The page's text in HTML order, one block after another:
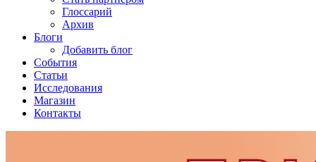
Глоссарий
Архив
Блоги
Добавить блог
События
Статьи
Исследования
Магазин
Контакты